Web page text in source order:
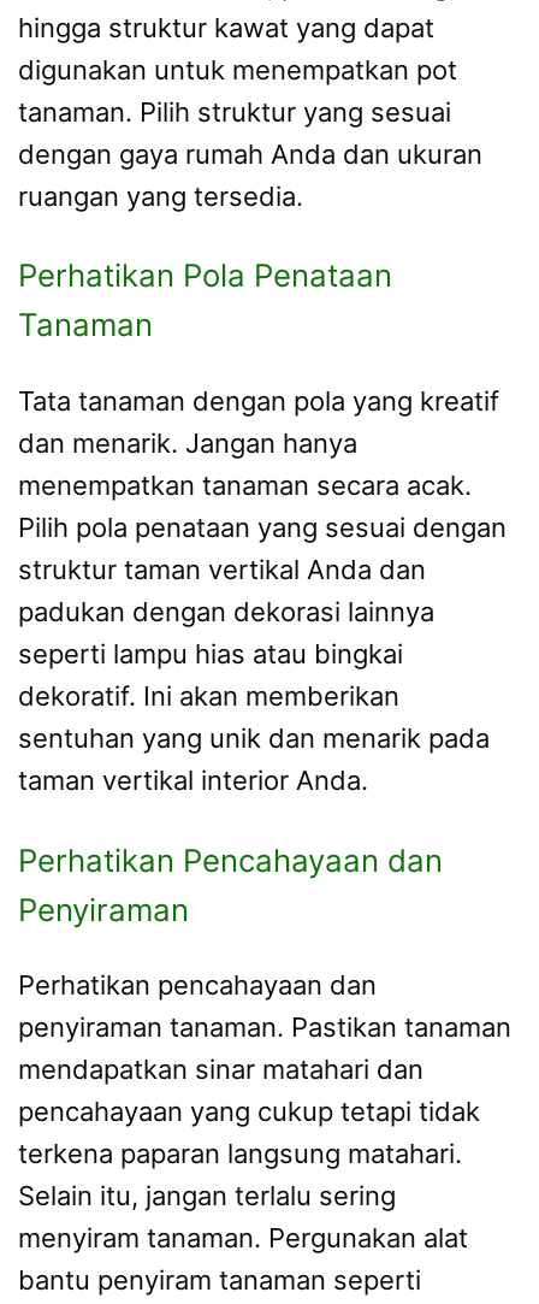
hingga struktur kawat yang dapat
digunakan untuk menempatkan pot
tanaman. Pilih struktur yang sesuai
dengan gaya rumah Anda dan ukuran
ruangan yang tersedia.
Perhatikan Pola Penataan
Tanaman
Tata tanaman dengan pola yang kreatif
dan menarik. Jangan hanya
menempatkan tanaman secara acak.
Pilih pola penataan yang sesuai dengan
struktur taman vertikal Anda dan
padukan dengan dekorasi lainnya
seperti lampu hias atau bingkai
dekoratif. Ini akan memberikan
sentuhan yang unik dan menarik pada
taman vertikal interior Anda.
Perhatikan Pencahayaan dan
Penyiraman
Perhatikan pencahayaan dan
penyiraman tanaman. Pastikan tanaman
mendapatkan sinar matahari dan
pencahayaan yang cukup tetapi tidak
terkena paparan langsung matahari.
Selain itu, jangan terlalu sering
menyiram tanaman. Pergunakan alat
bantu penyiram tanaman seperti